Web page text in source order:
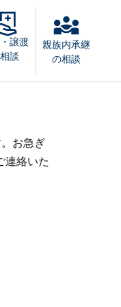
譲渡
談
親族内承継
の相談
お急ぎ
連絡いた